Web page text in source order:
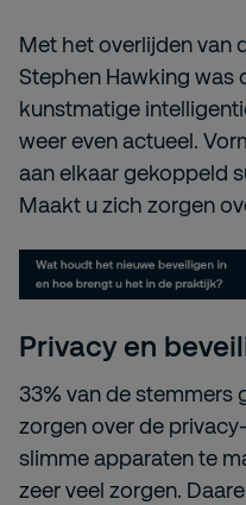
Met het overlijden van
Stephen Hawking was
kunstmatige
weer even actueel.
aan elkaar gekoppeld
Maakt u zich zorgen
Privacy en
33% van de stemmers
zorgen over de
slimme apparaten te
zeer veel zorgen.